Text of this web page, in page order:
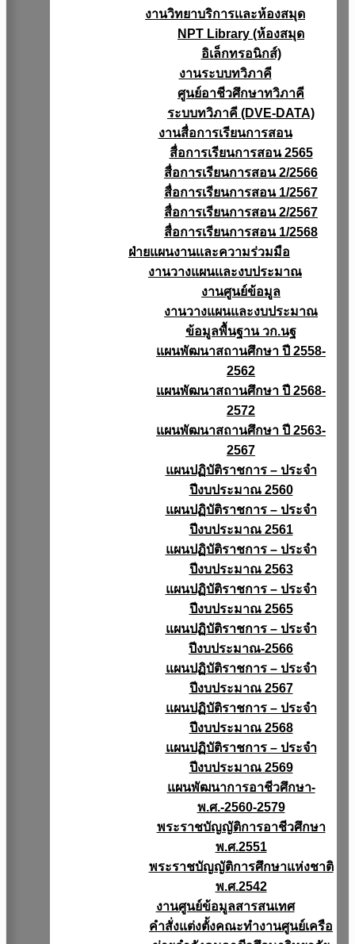
งานวิทยาบริการเเละห้องสมุด
NPT Library (ห้องสมุด
อิเล็กทรอนิกส์)
งานระบบทวิภาคี
ศูนย์อาชีวศึกษาทวิภาคี
ระบบทวิภาคี (DVE-DATA)
งานสื่อการเรียนการสอน
สื่อการเรียนการสอน 2565
สื่อการเรียนการสอน 2/2566
สื่อการเรียนการสอน 1/2567
สื่อการเรียนการสอน 2/2567
สื่อการเรียนการสอน 1/2568
ฝ่ายแผนงานเเละความร่วมมือ
งานวางแผนเเละงบประมาณ
งานศูนย์ข้อมูล
งานวางแผนและงบประมาณ
ข้อมูลพื้นฐาน วก.นฐ
แผนพัฒนาสถานศึกษา ปี 2558-
2562
แผนพัฒนาสถานศึกษา ปี 2568-
2572
แผนพัฒนาสถานศึกษา ปี 2563-
2567
แผนปฏิบัติราชการ – ประจำ
ปีงบประมาณ 2560
แผนปฏิบัติราชการ – ประจำ
ปีงบประมาณ 2561
แผนปฏิบัติราชการ – ประจำ
ปีงบประมาณ 2563
แผนปฏิบัติราชการ – ประจำ
ปีงบประมาณ 2565
แผนปฏิบัติราชการ – ประจำ
ปีงบประมาณ-2566
แผนปฏิบัติราชการ – ประจำ
ปีงบประมาณ 2567
แผนปฏิบัติราชการ – ประจำ
ปีงบประมาณ 2568
แผนปฏิบัติราชการ – ประจำ
ปีงบประมาณ 2569
แผนพัฒนาการอาชีวศึกษา-
พ.ศ.-2560-2579
พระราชบัญญัติการอาชีวศึกษา
พ.ศ.2551
พระราชบัญญัติการศึกษาแห่งชาติ
พ.ศ.2542
งานศูนย์ข้อมูลสารสนเทศ
คำสั่งแต่งตั้งคณะทำงานศูนย์เครือ